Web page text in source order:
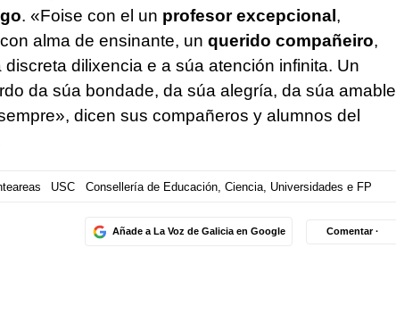
. «Foise con el un profesor excepcional ,
alma de ensinante, un querido compañeiro,
dilixencia e a súa atención infinita. Un
da súa bondade, da súa alegría, da súa amable
dicen sus compañeros y alumnos del
USC Consellería de Educación, Ciencia, Universidades e FP
Añade a La Voz de Galicia en Google Comentar ·